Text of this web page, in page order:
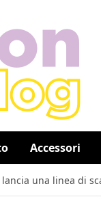
Accessori
una linea di